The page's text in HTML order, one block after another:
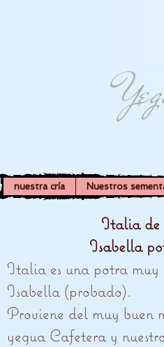
nuestra cría Nuestros
Italia de
Isabella
Italia es una potra muy
Isabella (probado).
Proviene del muy buen
yegua Cafetera y